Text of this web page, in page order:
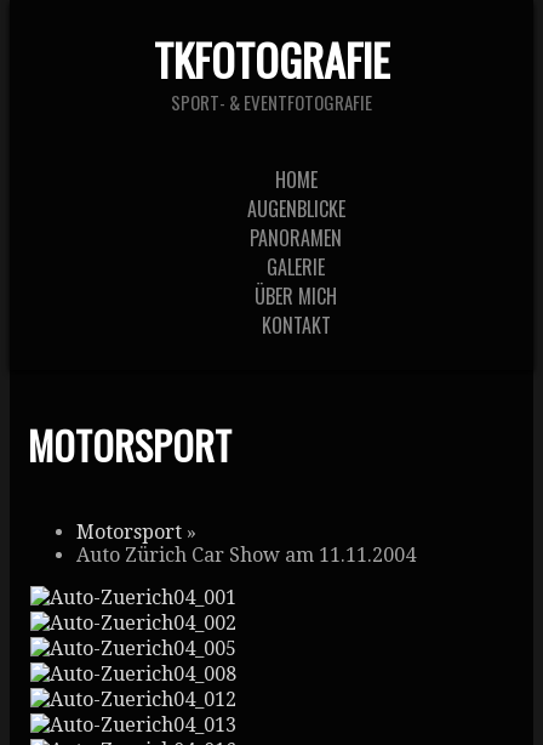
TKFOTOGRAFIE
SPORT- & EVENTFOTOGRAFIE
HOME
AUGENBLICKE
PANORAMEN
GALERIE
ÜBER MICH
KONTAKT
MOTORSPORT
Motorsport »
Auto Zürich Car Show am 11.11.2004